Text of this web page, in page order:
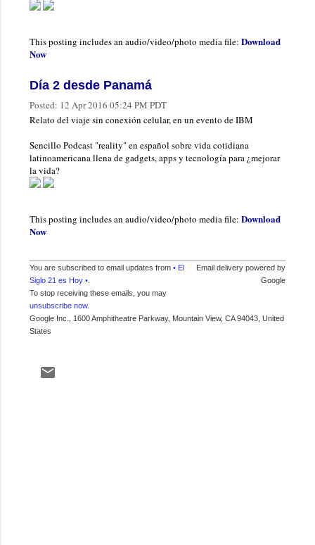
This posting includes an audio/video/photo media file: Download
Now
Día 2 desde Panamá
Posted: 12 Apr 2016 05:24 PM PDT
Relato del viaje sin conexión celular, en un evento de IBM
Sencillo Podcast "reality" en español sobre vida cotidiana
latinoamericana llena de gadgets, apps y tecnología para ¿mejorar
la vida?
This posting includes an audio/video/photo media file: Download
Now
You are subscribed to email updates from • El
Siglo 21 es Hoy •
To stop receiving these emails, you may
unsubscribe now.
Email delivery powered by
Google
Google Inc., 1600 Amphitheatre Parkway, Mountain View, CA 94043, United
States